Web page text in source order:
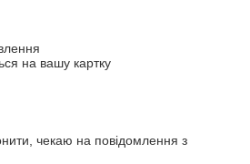
на вашу картку
чекаю на повідомлення з